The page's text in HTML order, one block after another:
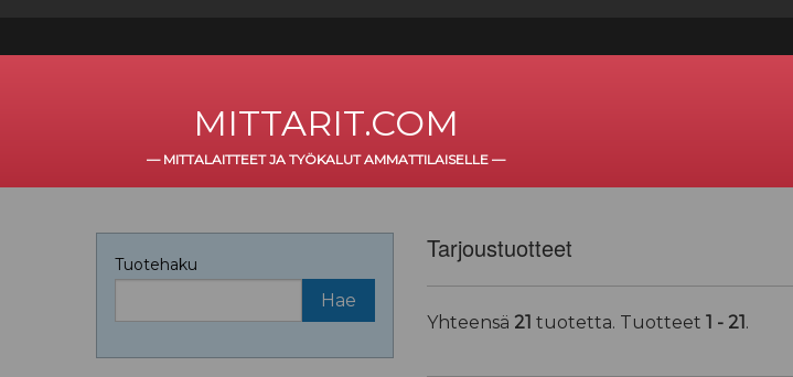
MITTARIT.COM
— MITTALAITTEET JA TYÖKALUT AMMATTILAISELLE—
Tuotehaku
Tarjoustuotteet
Yhteensä 21 tuotetta. Tuotteet 1 - 21.